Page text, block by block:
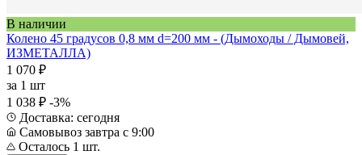
В наличии
Колено 45 градусов 0,8 мм d=200 мм - (Дымоходы / Дымовей,
ИЗМЕТАЛЛА)
1 070 ₽
за 1 шт
1 038 ₽ -3%
Доставка: сегодня
Самовывоз завтра с 9:00
Осталось 1 шт.